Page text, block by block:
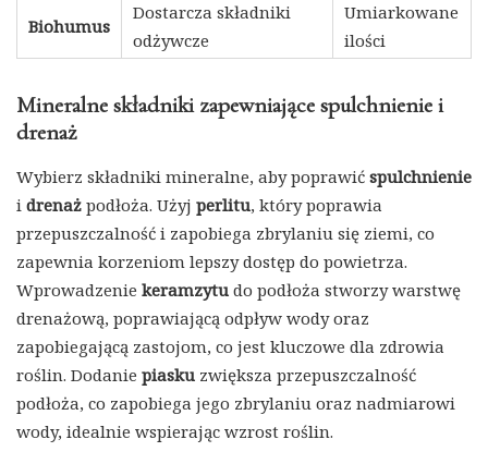
Biohumus
Dostarcza składniki
odżywcze
Umiarkowane
ilości
Mineralne składniki zapewniające spulchnienie i
drenaż
Wybierz składniki mineralne, aby poprawić spulchnienie
i drenaż podłoża. Użyj perlitu, który poprawia
przepuszczalność i zapobiega zbrylaniu się ziemi, co
zapewnia korzeniom lepszy dostęp do powietrza.
Wprowadzenie keramzytu do podłoża stworzy warstwę
drenażową, poprawiającą odpływ wody oraz
zapobiegającą zastojom, co jest kluczowe dla zdrowia
roślin. Dodanie piasku zwiększa przepuszczalność
podłoża, co zapobiega jego zbrylaniu oraz nadmiarowi
wody, idealnie wspierając wzrost roślin.